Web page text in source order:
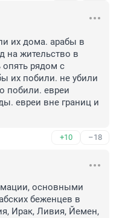
их дома. арабы в
на жительство в
опять рядом с
их побили. не убили
побили. евреи
евреи вне границ и
+10 –18
основными
беженцев в
Ирак, Ливия, Йемен,